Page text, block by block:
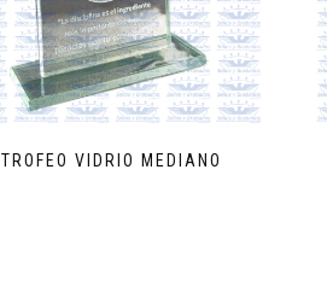
TROFEO VIDRIO MEDIANO